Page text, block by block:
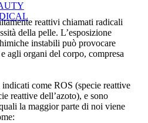
reattivi chiamati radicali
della pelle. L’esposizione
instabili può provocare
agli organi del corpo, compresa
come ROS (specie reattive
reattive dell’azoto), e sono
la maggior parte di noi viene